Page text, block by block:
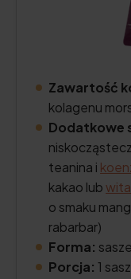
Zawartość
kolagenu
Dodatkowe
teanina i
kakao lub
o smaku
rabarbar)
Forma:
Porcja: 1